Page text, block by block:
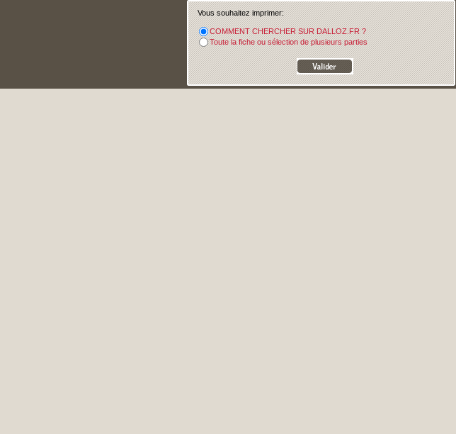
Vous souhaitez imprimer:
COMMENT CHERCHER SUR DALLOZ.FR ?
Toute la fiche ou sélection de plusieurs parties